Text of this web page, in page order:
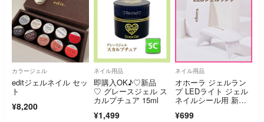
カラージェル
editジェルネイル セッ
ト
¥8,200
ネイル用品
即購入OK♪♡新品
♡ グレースジェル ス
カルプチュア 15ml
¥1,499
ネイル用品
オホーラ ジェルラン
プ LEDライト ジェル
ネイルシール用 新品
¥699